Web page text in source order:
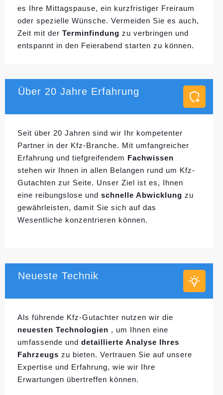
es Ihre Mittagspause, ein kurzfristiger Freiraum
oder spezielle Wünsche. Vermeiden Sie es auch,
Zeit mit der Terminfindung zu verbringen und
entspannt in den Feierabend starten zu können.
Über 20 Jahre Erfahrung
Seit über 20 Jahren sind wir Ihr kompetenter
Partner in der Kfz-Branche. Mit umfangreicher
Erfahrung und tiefgreifendem Fachwissen
stehen wir Ihnen in allen Belangen rund um Kfz-
Gutachten zur Seite. Unser Ziel ist es, Ihnen
eine reibungslose und schnelle Abwicklung zu
gewährleisten, damit Sie sich auf das
Wesentliche konzentrieren können.
Neueste Technik
Als führende Kfz-Gutachter nutzen wir die
neuesten Technologien , um Ihnen eine
umfassende und detaillierte Analyse Ihres
Fahrzeugs zu bieten. Vertrauen Sie auf unsere
Expertise und Erfahrung, wie wir Ihre
Erwartungen übertreffen können.